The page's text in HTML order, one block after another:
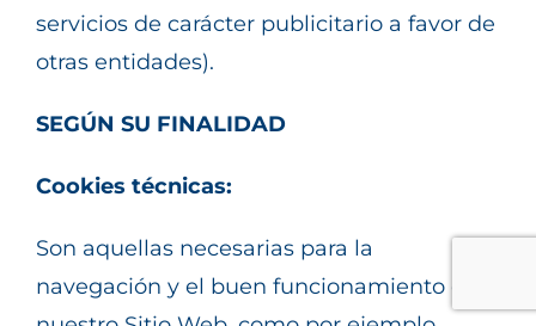
servicios de carácter publicitario a favor de
otras entidades).
SEGÚN SU FINALIDAD
Cookies técnicas:
Son aquellas necesarias para la
navegación y el buen funcionamiento de